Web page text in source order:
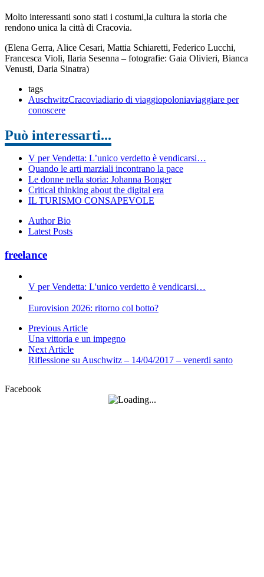
Molto interessanti sono stati i costumi,la cultura la storia che
rendono unica la città di Cracovia.
(Elena Gerra, Alice Cesari, Mattia Schiaretti, Federico Lucchi,
Francesca Violi, Ilaria Sesenna – fotografie: Gaia Olivieri, Bianca
Venusti, Daria Sinatra)
tags
AuschwitzCracoviadiario di viaggiopoloniaviaggiare per
conoscere
Può interessarti...
V per Vendetta: L’unico verdetto è vendicarsi…
Quando le arti marziali incontrano la pace
Le donne nella storia: Johanna Bonger
Critical thinking about the digital era
IL TURISMO CONSAPEVOLE
Author Bio
Latest Posts
freelance
V per Vendetta: L'unico verdetto è vendicarsi…
Eurovision 2026: ritorno col botto?
Previous Article
Una vittoria e un impegno
Next Article
Riflessione su Auschwitz – 14/04/2017 – venerdi santo
Facebook